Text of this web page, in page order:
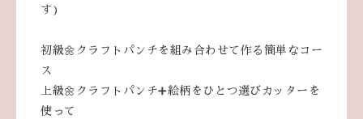
す)
初級🌼クラフトパンチを組み合わせて作る簡単なコー
ス
上級🌼クラフトパンチ➕絵柄をひとつ選びカッターを
使って